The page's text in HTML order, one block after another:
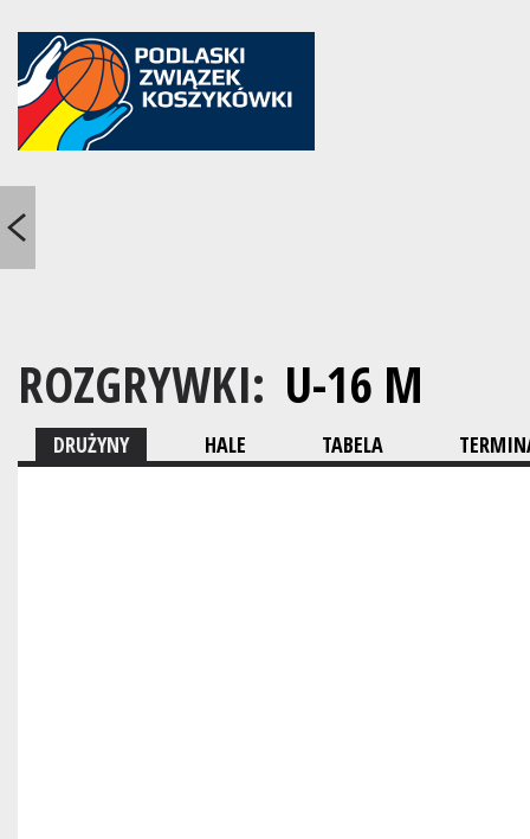
ROZGRYWKI: U-16 M
DRUŻYNY HALE TABELA